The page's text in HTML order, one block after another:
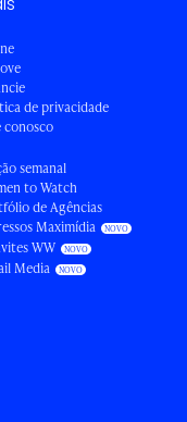
de privacidade
conosco
semanal
to Watch
de Agências
Maximídia
WW
Media